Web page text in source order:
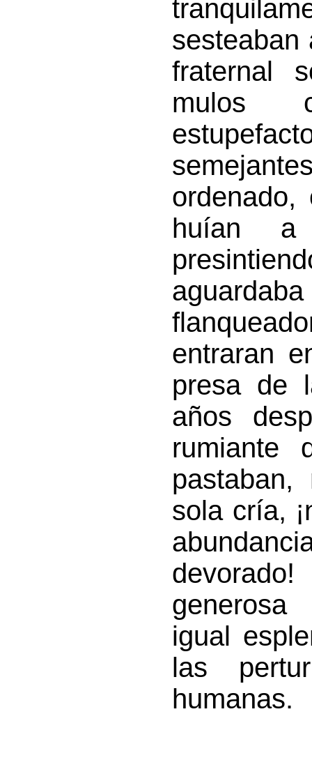
sesteaban
fraternal
mulos
huían a
entraran
presa de
años
rumiante
sola cría,
generosa
igual
las
humanas.